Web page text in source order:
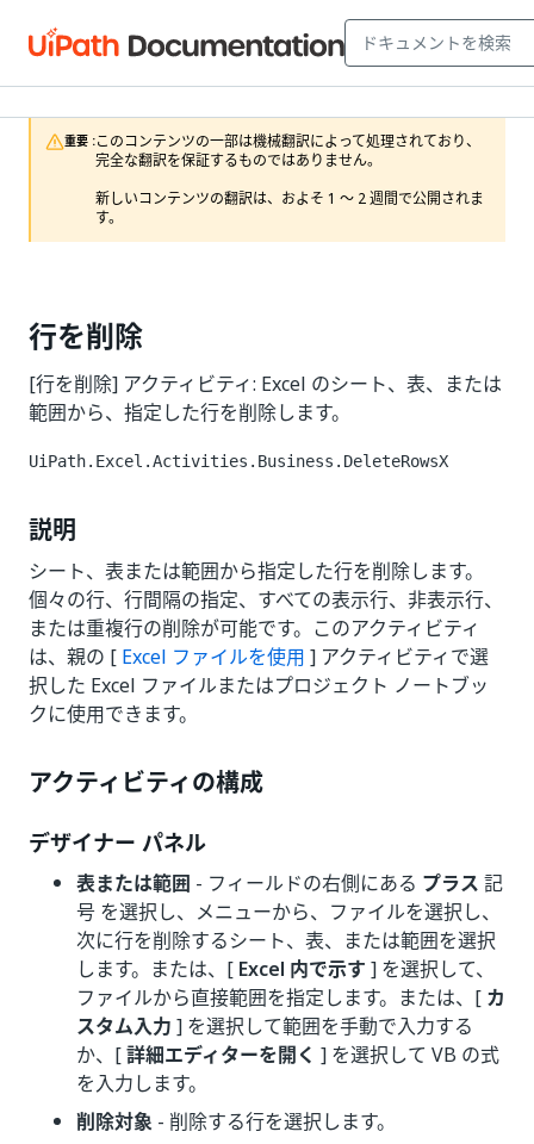
重要 :このコンテンツの一部は機械翻訳によって処理されており、
完全な翻訳を保証するものではありません。
新しいコンテンツの翻訳は、およそ 1 ～ 2 週間で公開されま
す。
行を削除
[行を削除] アクティビティ: Excel のシート、表、または
範囲から、指定した行を削除します。
UiPath.Excel.Activities.Business.DeleteRowsX
説明
シート、表または範囲から指定した行を削除します。
個々の行、行間隔の指定、すべての表示行、非表示行、
または重複行の削除が可能です。このアクティビティ
は、親の [ Excel ファイルを使用 ] アクティビティで選
択した Excel ファイルまたはプロジェクト ノートブッ
クに使用できます。
アクティビティの構成
デザイナー パネル
表または範囲 - フィールドの右側にある プラス 記
号 を選択し、メニューから、ファイルを選択し、
次に行を削除するシート、表、または範囲を選択
します。または、[ Excel 内で示す ] を選択して、
ファイルから直接範囲を指定します。または、[ カ
スタム入力 ] を選択して範囲を手動で入力する
か、[詳細エディターを開く ] を選択して VB の式
を入力します。
削除対象 - 削除する行を選択します。